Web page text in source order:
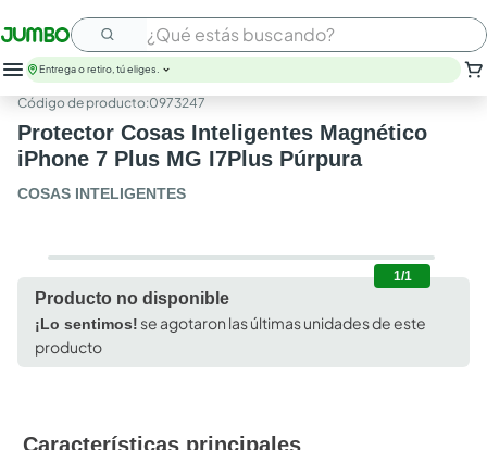
¿Qué estás buscando?
leche
huevos
arroz
papel higienico
queso
cafe
Entrega o retiro, tú eliges.
:0973247
Protector Cosas Inteligentes Magnético
iPhone 7 Plus MG I7Plus Púrpura
COSAS INTELIGENTES
1/1
Producto no disponible
¡Lo sentimos!se agotaron las últimas unidades de este
producto
Características principales